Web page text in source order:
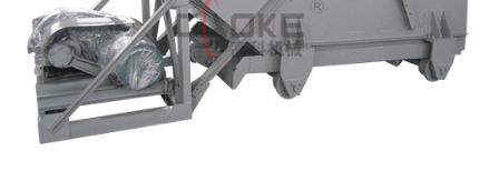
筛分备件